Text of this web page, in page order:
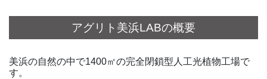
アグリト美浜LABの概要
美浜の自然の中で1400㎡の完全閉鎖型人工光植物工場で
す。